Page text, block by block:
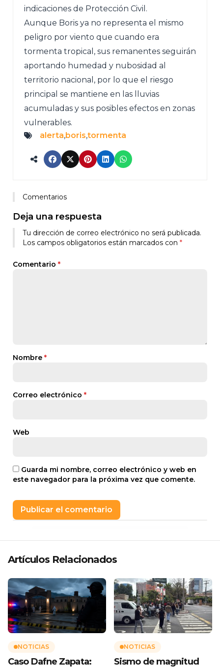
indicaciones de Protección Civil.
Aunque Boris ya no representa el mismo
peligro por viento que cuando era
tormenta tropical, sus remanentes seguirán
aportando humedad y nubosidad al
territorio nacional, por lo que el riesgo
principal se mantiene en las lluvias
acumuladas y sus posibles efectos en zonas
vulnerables.
alerta,boris,tormenta
Comentarios
Deja una respuesta
Tu dirección de correo electrónico no será publicada.
Los campos obligatorios están marcados con *
Comentario *
Nombre *
Correo electrónico *
Web
Guarda mi nombre, correo electrónico y web en
este navegador para la próxima vez que comente.
Artículos Relacionados
NOTICIAS
Caso Dafne Zapata:
NOTICIAS
Sismo de magnitud